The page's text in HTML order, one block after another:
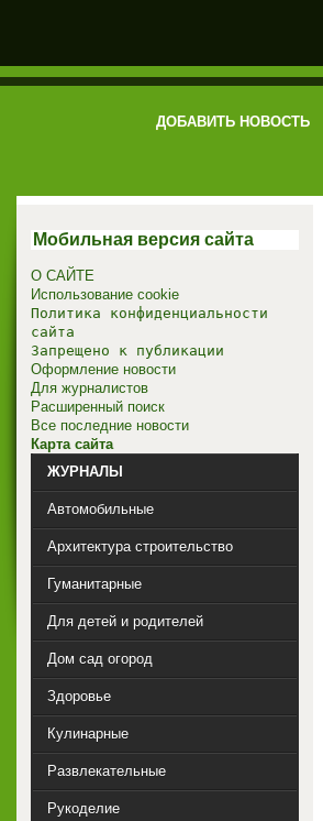
электронная
ДОБАВИТЬ НОВОСТЬ
Мобильная версия сайта
О САЙТЕ
Использование cookie
Политика конфиденциальности
сайта
Запрещено к публикации
Оформление новости
Для журналистов
Расширенный поиск
Все последние новости
Карта сайта
ЖУРНАЛЫ
Автомобильные
Архитектура строительство
Гуманитарные
Для детей и родителей
Дом сад огород
Здоровье
Кулинарные
Развлекательные
Рукоделие